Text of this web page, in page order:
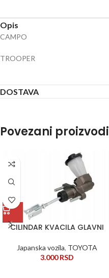
Opis
CAMPO
TROOPER
DOSTAVA
Povezani proizvodi
CILINDAR KVACILA GLAVNI
Japanska vozila, TOYOTA
3.000RSD